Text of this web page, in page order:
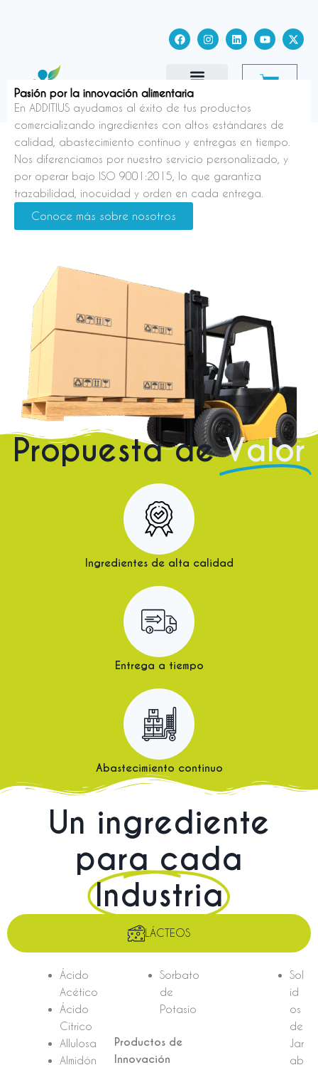
F
a
c
o
o
k
I
n
s
a
L
i
n
n
Y
o
u
t
u
X
-
t
w
Cart
Pasión por la innovación alimentaria
En ADDITIUS ayudamos al éxito de tus productos
comercializando ingredientes con altos estándares de
calidad, abastecimiento continuo y entregas en tiempo.
Nos diferenciamos por nuestro servicio personalizado, y
por operar bajo ISO 9001:2015, lo que garantiza
trazabilidad, inocuidad y orden en cada entrega.
Conoce más sobre nosotros
Propuesta de Valor
Ingredientes de alta calidad
Entrega a tiempo
Abastecimiento continuo
Un ingrediente
para cada
Industria
LÁCTEOS
Ácido
Acético
Ácido
Cítrico
Allulosa
Almidón
Sorbato
de
Potasio
Productos de
Innovación
Sol
id
os
de
Jar
ab